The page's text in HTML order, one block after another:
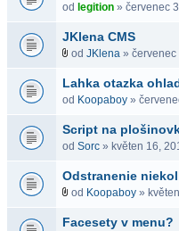
od legition » červenec
JKlena CMS
od JKlena » červenec
Lahka otazka
od Koopaboy »
Script na
od Sorc » květen 16,
Odstranenie
od Koopaboy »
Facesety v menu?